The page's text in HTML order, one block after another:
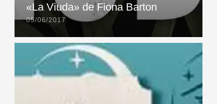
«La Viuda» de Fiona Barton
05/06/2017